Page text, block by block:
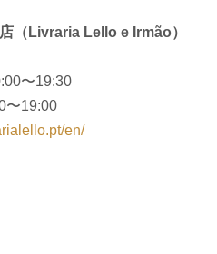
（Livraria Lello e Irmão）
〜19:30
19:00
en/